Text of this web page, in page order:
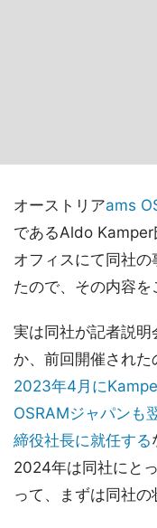
オーストリアams
であるAldo
オフィスにて同社
たので、その内容を
実は同社が記者説明
か、前回開催された
2023年4月に
OSRAMジャパンも
締役社長に就任する
2024年は同社にと
って、まずは同社の